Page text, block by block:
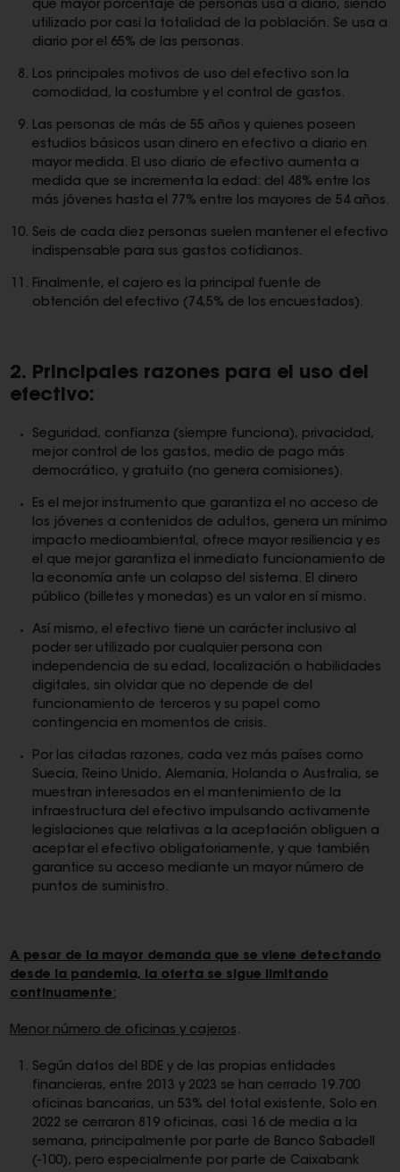
que mayor porcentaje de personas usa a diario, siendo
utilizado por casi la totalidad de la población. Se usa a
diario por el 65% de las personas.
Los principales motivos de uso del efectivo son la
comodidad, la costumbre y el control de gastos.
Las personas de más de 55 años y quienes poseen
estudios básicos usan dinero en efectivo a diario en
mayor medida. El uso diario de efectivo aumenta a
medida que se incrementa la edad: del 48% entre los
más jóvenes hasta el 77% entre los mayores de 54 años.
Seis de cada diez personas suelen mantener el efectivo
indispensable para sus gastos cotidianos.
Finalmente, el cajero es la principal fuente de
obtención del efectivo (74,5% de los encuestados).
2. Principales razones para el uso del
efectivo:
Seguridad, confianza (siempre funciona), privacidad,
mejor control de los gastos, medio de pago más
democrático, y gratuito (no genera comisiones).
Es el mejor instrumento que garantiza el no acceso de
los jóvenes a contenidos de adultos, genera un mínimo
impacto medioambiental, ofrece mayor resiliencia y es
el que mejor garantiza el inmediato funcionamiento de
la economía ante un colapso del sistema. El dinero
público (billetes y monedas) es un valor en sí mismo.
Así mismo, el efectivo tiene un carácter inclusivo al
poder ser utilizado por cualquier persona con
independencia de su edad, localización o habilidades
digitales, sin olvidar que no depende de del
funcionamiento de terceros y su papel como
contingencia en momentos de crisis.
Por las citadas razones, cada vez más países como
Suecia, Reino Unido, Alemania, Holanda o Australia, se
muestran interesados en el mantenimiento de la
infraestructura del efectivo impulsando activamente
legislaciones que relativas a la aceptación obliguen a
aceptar el efectivo obligatoriamente, y que también
garantice su acceso mediante un mayor número de
puntos de suministro.
A pesar de la mayor demanda que se viene detectando
desde la pandemia, la oferta se sigue limitando
continuamente :
Menor número de oficinas y cajeros .
Según datos del BDE y de las propias entidades
financieras, entre 2013 y 2023 se han cerrado 19.700
oficinas bancarias, un 53% del total existente, Solo en
2022 se cerraron 819 oficinas, casi 16 de media a la
semana, principalmente por parte de Banco Sabadell
(-100), pero especialmente por parte de Caixabank